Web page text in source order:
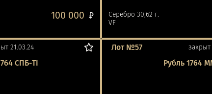
100 000 ₽
Серебро 30,62 г.
VF
21.03.24
СПБ-ТI
Лот №57 закрыт
Рубль 1764